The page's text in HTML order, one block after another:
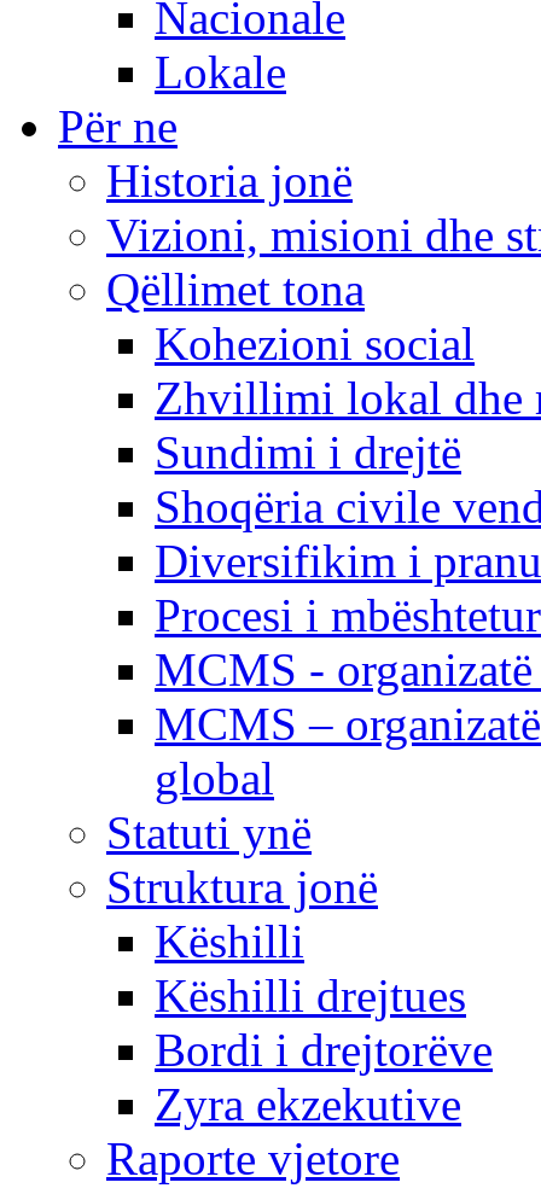
Nacionale
Lokale
Për ne
Historia jonë
Vizioni, misioni dhe
Qëllimet tona
Kohezioni social
Zhvillimi lokal dhe
Sundimi i drejtë
Shoqëria civile
Diversifikim i
Procesi i
MCMS -
MCMS –
global
Statuti ynë
Struktura jonë
Këshilli
Këshilli drejtues
Bordi i drejtorëve
Zyra ekzekutive
Raporte vjetore